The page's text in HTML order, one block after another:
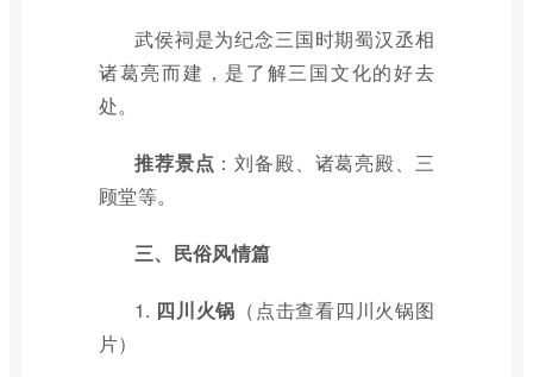
武侯祠是为纪念三国时期蜀汉丞相
诸葛亮而建，是了解三国文化的好去
处。
推荐景点 ：刘备殿、诸葛亮殿、三
顾堂等。
三、民俗风情篇
1. 四川火锅 （点击查看四川火锅图
片）